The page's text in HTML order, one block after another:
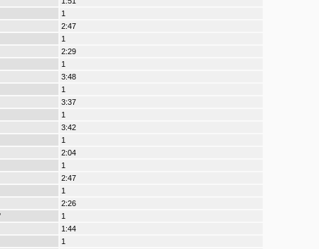
1
2:47
1
2:29
1
3:48
1
3:37
1
3:42
1
2:04
1
2:47
1
2:26
1
1:44
1